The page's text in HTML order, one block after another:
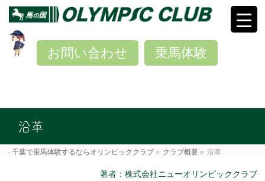
乗馬体験
お問い合わせ
沿革
千葉で乗馬体験するならオリンピッククラブ » クラブ概要 » 沿革
著者：株式会社ニューオリンピッククラブ